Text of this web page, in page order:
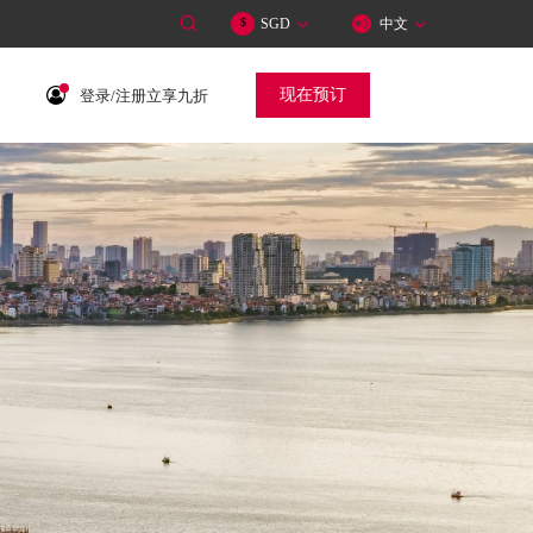
$ SGD 中文
登录/注册立享九折 现在预订